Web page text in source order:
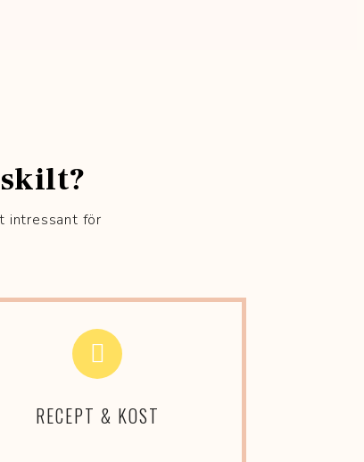
intressant för
RECEPT & KOST